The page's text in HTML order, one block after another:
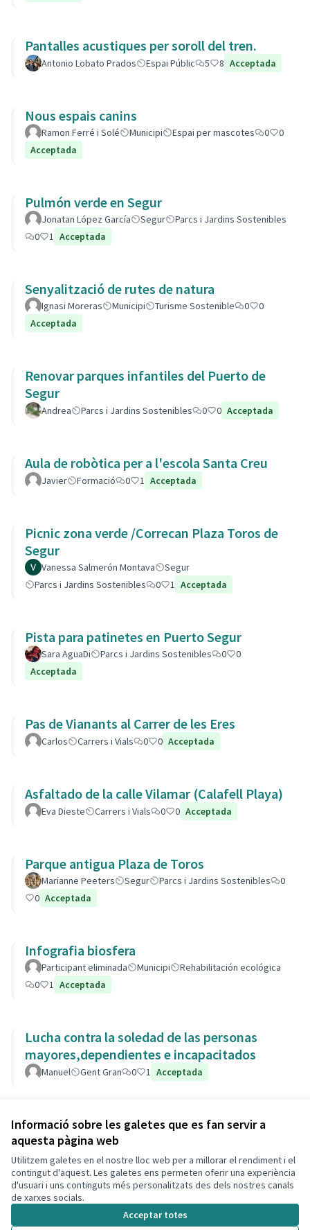
Informació sobre les galetes que es fan servir a
aquesta pàgina web
Utilitzem galetes en el nostre lloc web per a millorar el rendiment i el
contingut d'aquest. Les galetes ens permeten oferir una experiència
d'usuari i uns continguts més personalitzats des dels nostres canals
de xarxes socials.
Acceptar totes
Pantalles acustiques per soroll del tren.
Antonio Lobato Prados Espai Públic 5 8 Acceptada
Nous espais canins
Ramon Ferré i Solé Municipi Espai per mascotes 0
0
Acceptada
Pulmón verde en Segur
Jonatan López García Segur
Parcs i Jardins Sostenibles
0
1 Acceptada
Senyalització de rutes de natura
Ignasi Moreras Municipi Turisme Sostenible 0
0
Acceptada
Renovar parques infantiles del Puerto de
Segur
Andrea Parcs i Jardins Sostenibles 0 0 Acceptada
Aula de robòtica per a l'escola Santa Creu
Javier Formació 0 1 Acceptada
Picnic zona verde /Correcan Plaza Toros de
Segur
Vanessa Salmerón Montava
Segur
Parcs i Jardins Sostenibles
0 1 Acceptada
Pista para patinetes en Puerto Segur
Sara AguaDi Parcs i Jardins Sostenibles 0
0
Acceptada
Pas de Vianants al Carrer de les Eres
Carlos Carrers i Vials 0 0 Acceptada
Asfaltado de la calle Vilamar (Calafell Playa)
Eva Dieste Carrers i Vials 0 0 Acceptada
Parque antigua Plaza de Toros
Marianne Peeters Segur Parcs i Jardins Sostenibles
0
0 Acceptada
Infografia biosfera
Participant eliminada Municipi
Rehabilitación ecológica
0
1 Acceptada
Lucha contra la soledad de las personas
mayores,dependientes e incapacitados
Manuel Gent Gran 0 1 Acceptada
Veure totes les propostes retirades
Termes i condicions d'ús
Configuració de les galetes
Decidim Calafell a X
(Enllaç extern)
Decidim Calafell a Facebook
Decidim Calafell a YouTube
Decidim Calafell a GitHub
(Enllaç extern)